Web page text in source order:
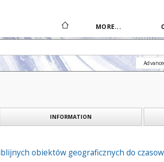
MORE...
INFORMATION
obiektów geograficznych do